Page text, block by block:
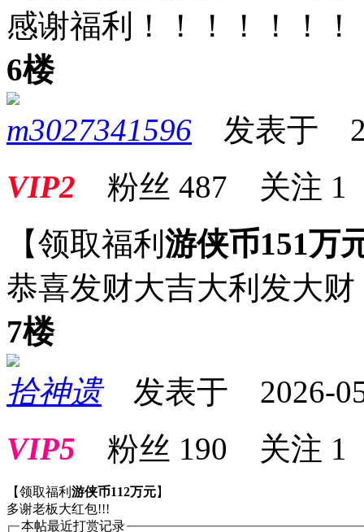
感谢福利！！！！！！！
6楼
m3027341596 发表于
VIP2 粉丝 487 关注 1
【领取福利 游侠币151万
恭喜发财大吉大利发大财
7楼
拾神遗发表于 2026-
VIP5 粉丝 190 关注 1
【领取福利 游侠币112万元】
多谢老板大红包!!!
本帖最近打赏记录